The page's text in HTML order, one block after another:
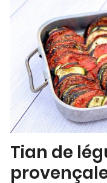
Tian de